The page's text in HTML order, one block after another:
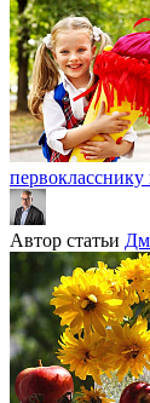
первокласснику
Автор статьи